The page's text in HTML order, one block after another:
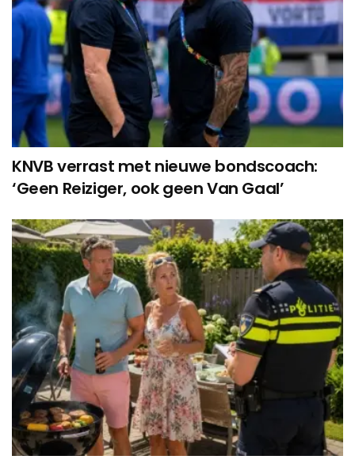
KNVB verrast met nieuwe bondscoach:
‘Geen Reiziger, ook geen Van Gaal’